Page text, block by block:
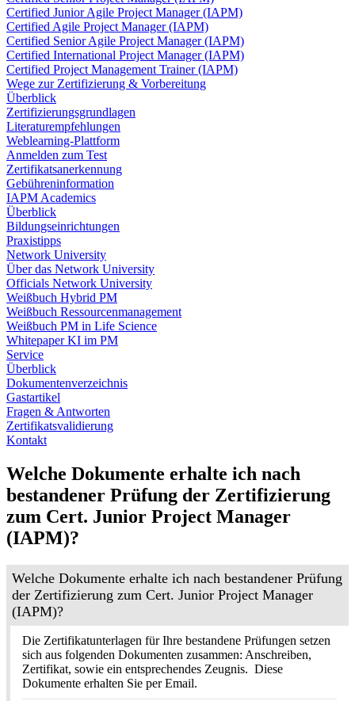
Certified Junior Agile Project Manager (IAPM)
Certified Agile Project Manager (IAPM)
Certified Senior Agile Project Manager (IAPM)
Certified International Project Manager (IAPM)
Certified Project Management Trainer (IAPM)
Wege zur Zertifizierung & Vorbereitung
Überblick
Zertifizierungsgrundlagen
Literaturempfehlungen
Weblearning-Plattform
Anmelden zum Test
Zertifikatsanerkennung
Gebühreninformation
IAPM Academics
Überblick
Bildungseinrichtungen
Praxistipps
Network University
Über das Network University
Officials Network University
Weißbuch Hybrid PM
Weißbuch Ressourcenmanagement
Weißbuch PM in Life Science
Whitepaper KI im PM
Service
Überblick
Dokumentenverzeichnis
Gastartikel
Fragen & Antworten
Zertifikatsvalidierung
Kontakt
Welche Dokumente erhalte ich nach
bestandener Prüfung der Zertifizierung
zum Cert. Junior Project Manager
(IAPM)?
Welche Dokumente erhalte ich nach bestandener Prüfung
der Zertifizierung zum Cert. Junior Project Manager
(IAPM)?
Die Zertifikatunterlagen für Ihre bestandene Prüfungen setzen
sich aus folgenden Dokumenten zusammen: Anschreiben,
Zertifikat, sowie ein entsprechendes Zeugnis. Diese
Dokumente erhalten Sie per Email.